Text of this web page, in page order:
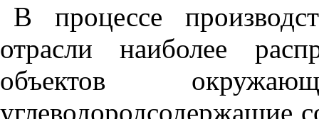
В процессе
отрасли наиболее
объектов
углеводородсодержащие